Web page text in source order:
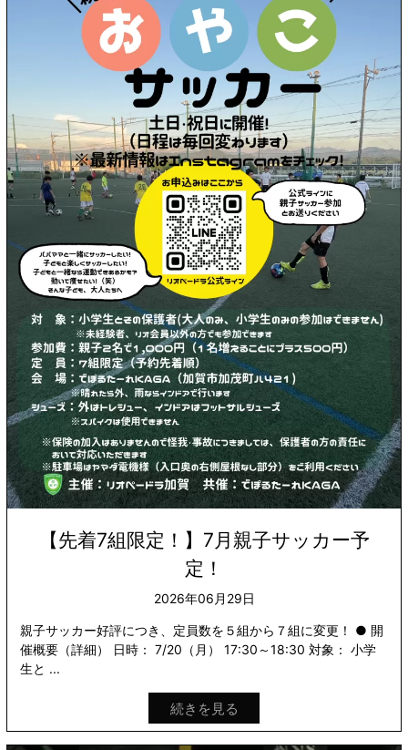
【先着7組限定！】7月親子サッカー予
定！
2026年06月29日
親子サッカー好評につき、定員数を５組から７組に変更！ ● 開
催概要（詳細） 日時： 7/20（月） 17:30～18:30 対象： 小学
生と ...
続きを見る